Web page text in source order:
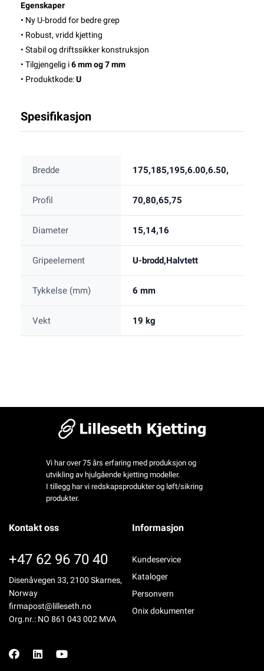
Egenskaper
• Ny U-brodd for bedre grep
• Robust, vridd kjetting
• Stabil og driftssikker konstruksjon
• Tilgjengelig i6 mm og 7 mm
• Produktkode:U
Spesifikasjon
Bredde 175,185,195,6.00,6.50,
Profil 70,80,65,75
Diameter 15,14,16
Gripeelement U-brodd,Halvtett
Tykkelse (mm) 6 mm
Vekt 19 kg
Vi har over 75 års erfaring med produksjon og
utvikling av hjulgående kjetting modeller.
I tillegg har vi redskapsprodukter og løft/sikring
produkter.
Kontakt oss
+47 62 96 70 40
Disenåvegen 33, 2100 Skarnes,
Norway
firmapost@lilleseth.no
Org.nr.: NO 861 043 002 MVA
Informasjon
Kundeservice
Kataloger
Personvern
Onix dokumenter